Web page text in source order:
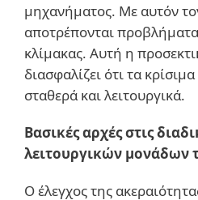
μηχανήματος. Με αυτόν
αποτρέπονται
κλίμακας. Αυτή η
διασφαλίζει ότι τα
σταθερά και λειτουργικά.
Βασικές αρχές στις
λειτουργικών μονάδων
Ο έλεγχος της